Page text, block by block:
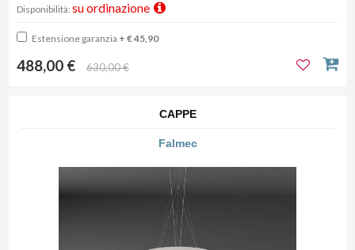
Disponibilità: su ordinazione
Estensione garanzia + € 45,90
488,00 € 630,00 €
CAPPE
Falmec